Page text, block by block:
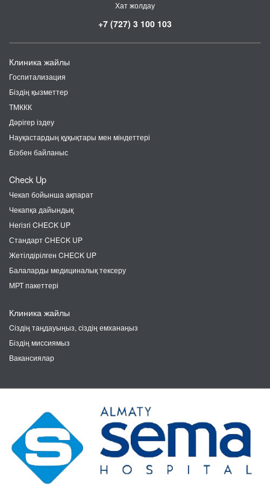
Хат жолдау
+7 (727) 3 100 103
Клиника жайлы
Госпитализация
Біздің қызметтер
ТМККК
Дәрігер іздеу
Науқастардың құқықтары мен міндеттері
Бізбен байланыс
Check Up
Чекап бойынша ақпарат
Чекапқа дайындық
Негізгі CHECK UP
Стандарт CHECK UP
Жетілдірілген CHECK UP
Балаларды медициналық тексеру
МРТ пакеттері
Клиника жайлы
Cіздің таңдауыңыз, сіздің емханаңыз
Біздің миссиямыз
Вакансиялар